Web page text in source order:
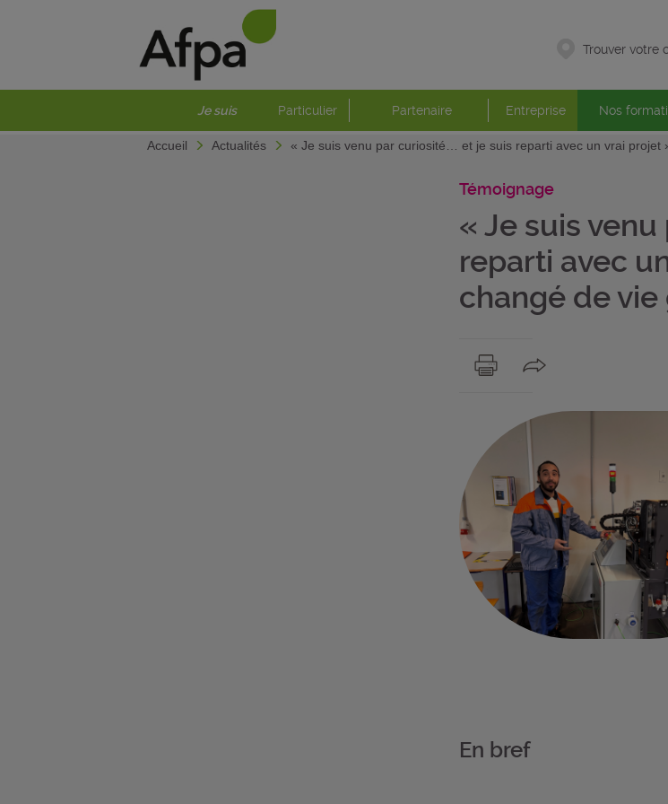
Trouver votre
Je suis Particulier Partenaire Entreprise Nos
Accueil Actualités « Je suis venu par curiosité… et je suis reparti avec un vrai projet
Témoignage
« Je suis
reparti avec
changé de vie
En bref